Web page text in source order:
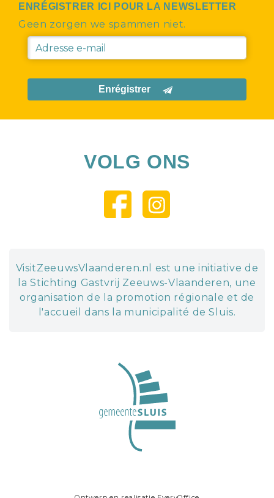
ENRÉGISTRER ICI POUR LA NEWSLETTER
Geen zorgen we spammen niet.
Enrégistrer
VOLG ONS
VisitZeeuwsVlaanderen.nl est une initiative de
la Stichting Gastvrij Zeeuws-Vlaanderen, une
organisation de la promotion régionale et de
l'accueil dans la municipalité de Sluis.